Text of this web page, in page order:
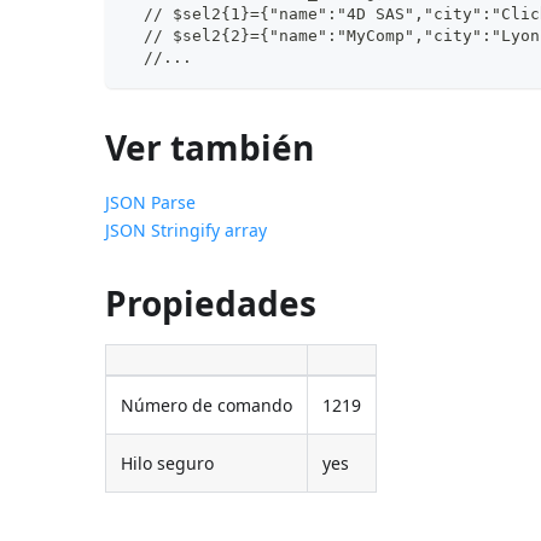
// $sel2{1}={"name":"4D
//
//...
Ver también
JSON Parse
JSON Stringify array
Propiedades
Número de comando 1219
Hilo seguro yes